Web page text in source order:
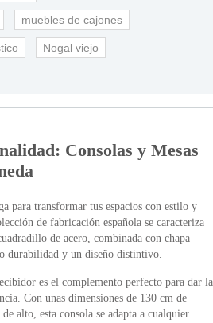
muebles de cajones
Nogal viejo
Consolas y Mesas
para transformar tus espacios con estilo y
de fabricación española se caracteriza
de acero, combinada con chapa
durabilidad y un diseño distintivo.
es el complemento perfecto para dar la
Con unas dimensiones de 130 cm de
alto, esta consola se adapta a cualquier